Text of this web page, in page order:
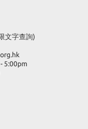
文字查詢)
5:00pm